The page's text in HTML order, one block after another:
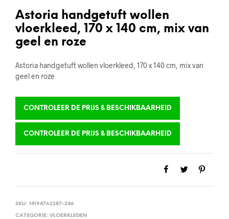
Astoria handgetuft wollen
vloerkleed, 170 x 140 cm, mix van
geel en roze
Astoria handgetuft wollen vloerkleed, 170 x 140 cm, mix van
geel en roze
CONTROLEER DE PRIJS & BESCHIKBAARHEID
CONTROLEER DE PRIJS & BESCHIKBAARHEID
SKU: 14194762287-246
CATEGORIE: VLOERKLEDEN